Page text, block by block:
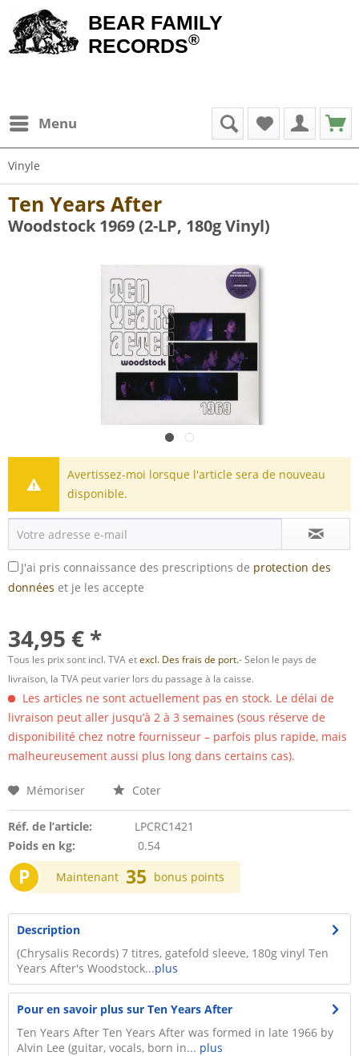
BEAR FAMILY
RECORDS®
Menu
Vinyle
Ten Years After
Woodstock 1969 (2-LP, 180g Vinyl)
Avertissez-moi lorsque l'article sera de nouveau
disponible.
J'ai pris connaissance des prescriptions de protection des
données et je les accepte
34,95 € *
Tous les prix sont incl. TVA etexcl. Des frais de port.- Selon le pays de
livraison, la TVA peut varier lors du passage à la caisse.
Les articles ne sont actuellement pas en stock. Le délai de
livraison peut aller jusqu’à 2 à 3 semaines (sous réserve de
disponibilité chez notre fournisseur – parfois plus rapide, mais
malheureusement aussi plus long dans certains cas).
Mémoriser Coter
Réf. de l’article:
LPCRC1421
Poids en kg:
0.54
P Maintenant 35 bonus points
Description
(Chrysalis Records) 7 titres, gatefold sleeve, 180g vinyl Ten
Years After's Woodstock...plus
Pour en savoir plus sur Ten Years After
Ten Years After Ten Years After was formed in late 1966 by
Alvin Lee (guitar, vocals, born in... plus